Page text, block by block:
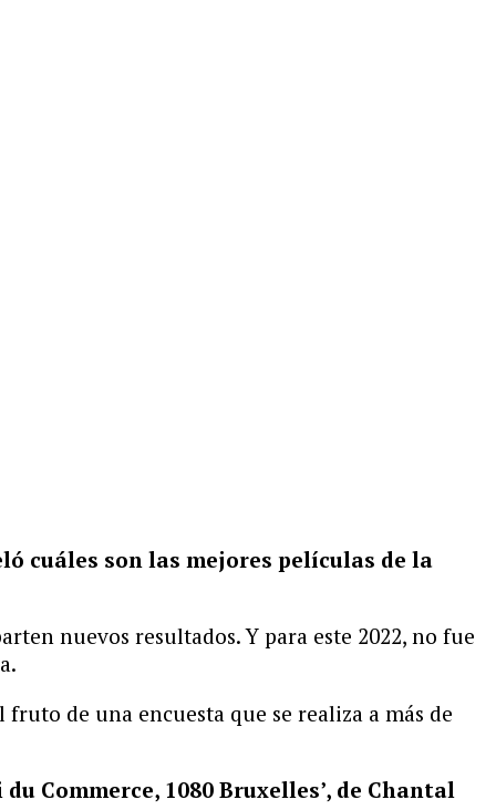
cuáles son las mejores películas de la
nuevos resultados. Y para este 2022, no fue
fruto de una encuesta que se realiza a más de
Commerce, 1080 Bruxelles’, de Chantal